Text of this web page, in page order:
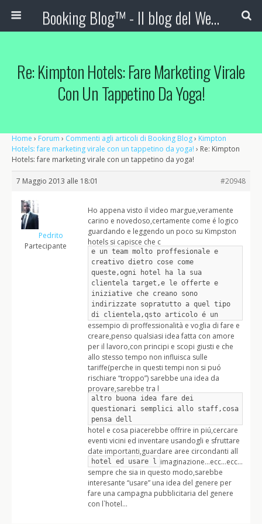
Booking Blog™ - Il blog del Web Marketing Turistico
Re: Kimpton Hotels: Fare Marketing Virale
Con Un Tappetino Da Yoga!
Home › Forum › Commenti agli articoli di Booking Blog› Kimpton
Hotels: fare marketing virale con un tappetino da yoga! › Re: Kimpton
Hotels: fare marketing virale con un tappetino da yoga!
7 Maggio 2013 alle 18:01 #20948
Pedrito
Partecipante
Ho appena visto il video margue,veramente
carino e novedoso,certamente come é logico
guardando e leggendo un poco su Kimpston
hotels si capisce che c
e un team molto proffesionale e
creativo dietro cose come
queste,ogni hotel ha la sua
clientela target,e le offerte e
iniziative che creano sono
indirizzate sopratutto a quel tipo
di clientela,qsto articolo é un
essempio di proffessionalità e voglia di fare e
creare,penso qualsiasi idea fatta con amore
per il lavoro,con principi e scopi giusti e che
allo stesso tempo non influisca sulle
tariffe(perche in questi tempi non si puó
rischiare “troppo”) sarebbe una idea da
provare,sarebbe tra l
altro buona idea fare dei
questionari semplici allo staff,cosa
pensa dell
hotel e cosa piacerebbe offrire in piú,cercare
eventi vicini ed inventare usandogli e sfruttare
date importanti,guardare aree circondanti all
hotel ed usare l imaginazione…ecc…ecc…
sempre che sia in questo modo,sarebbe
interesante “usare” una idea del genere per
fare una campagna pubblicitaria del genere
con l`hotel…